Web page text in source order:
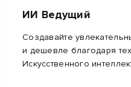
ИИ Ведущий
Создавайте
и дешевле благодаря
Искусственного